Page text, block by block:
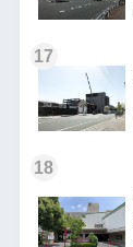
17
18